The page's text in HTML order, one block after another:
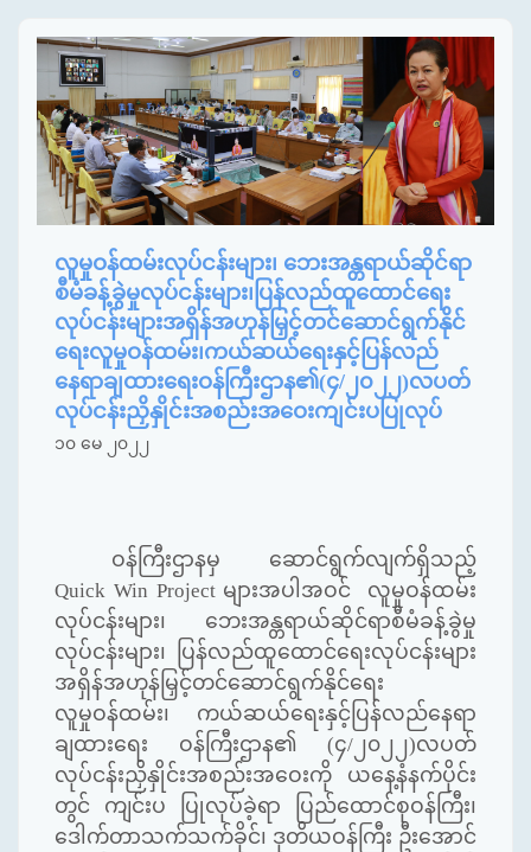
လူမှုဝန်ထမ်းလုပ်ငန်းများ၊ ဘေးအန္တရာယ်ဆိုင်ရာ
စီမံခန့်ခွဲမှုလုပ်ငန်းများ၊ပြန်လည်ထူထောင်ရေး
လုပ်ငန်းများအရှိန်အဟုန်မြှင့်တင်ဆောင်ရွက်နိုင်
ရေးလူမှုဝန်ထမ်း၊ကယ်ဆယ်ရေးနှင့်ပြန်လည်
နေရာချထားရေးဝန်ကြီးဌာန၏(၄/၂၀၂၂)လပတ်
လုပ်ငန်းညှိနှိုင်းအစည်းအဝေးကျင်းပပြုလုပ်
၁၀ မေ ၂၀၂၂
ဝန်ကြီးဌာနမှ ဆောင်ရွက်လျက်ရှိသည့်
Quick Win Project များအပါအဝင် လူမှုဝန်ထမ်း
လုပ်ငန်းများ၊ ဘေးအန္တရာယ်ဆိုင်ရာစီမံခန့်ခွဲမှု
လုပ်ငန်းများ၊ ပြန်လည်ထူထောင်ရေးလုပ်ငန်းများ
အရှိန်အဟုန်မြှင့်တင်ဆောင်ရွက်နိုင်ရေး
လူမှုဝန်ထမ်း၊ ကယ်ဆယ်ရေးနှင့်ပြန်လည်နေရာ
ချထားရေး ဝန်ကြီးဌာန၏ (၄/၂၀၂၂)လပတ်
လုပ်ငန်းညှိနှိုင်းအစည်းအဝေးကို ယနေ့နံနက်ပိုင်း
တွင် ကျင်းပ ပြုလုပ်ခဲ့ရာ ပြည်ထောင်စုဝန်ကြီး၊
ဒေါက်တာသက်သက်ခိုင်၊ ဒုတိယဝန်ကြီး ဦးအောင်